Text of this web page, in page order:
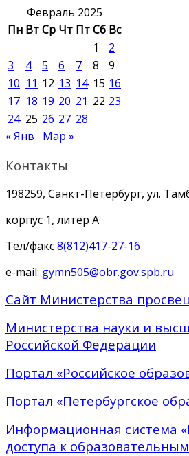
Февраль 2025
Пн ВтСр Чт ПтСб Вс
1
2
3
4 5 6 7 8
9
10 11 12 13 14 15 16
17 18 19 20 21 22 23
24 25 26 27 28
« Янв
Мар »
Контакты
198259, Санкт-Петербург, ул.
корпус 1, литер А
Тел/факс8(812)417-27-16
e-mail: gymn505@obr.gov.spb.ru
Сайт Министерства
Министерства науки и
Российской Федерации
Портал «Российское
Портал «Петербургское
Информационная система
доступа к